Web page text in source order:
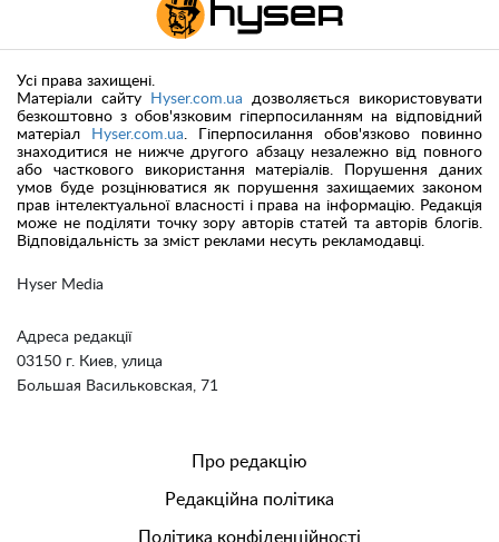
Hyser Media
Адреса редакції
03150 г. Киев, улица
Большая Васильковская, 71
Усі права захищені.
Матеріали сайту
Hyser.com.ua дозволяється використовувати
безкоштовно з обов'язковим гіперпосиланням на відповідний
матеріал
Hyser.com.ua. Гіперпосилання обов'язково повинно
знаходитися не нижче другого абзацу незалежно від повного
або часткового використання матеріалів. Порушення даних
умов буде розцінюватися як порушення захищаемих законом
прав інтелектуальної власності і права на інформацію. Редакція
може не поділяти точку зору авторів статей та авторів блогів.
Відповідальність за зміст реклами несуть рекламодавці.
Про редакцію
Редакційна політика
Політика конфіденційності